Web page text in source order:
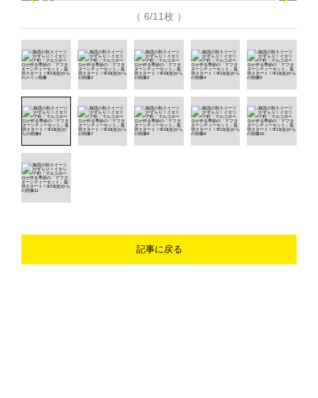
（ 6/11枚 ）
記事に戻る